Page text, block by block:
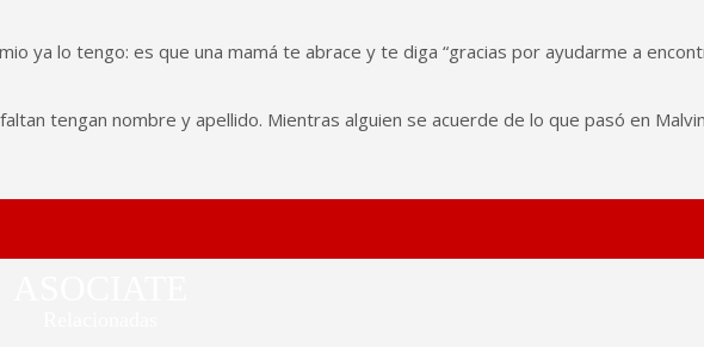
ya lo tengo: es que una mamá te abrace y te diga “gracias por ayudarme a
tengan nombre y apellido. Mientras alguien se acuerde de lo que pasó en